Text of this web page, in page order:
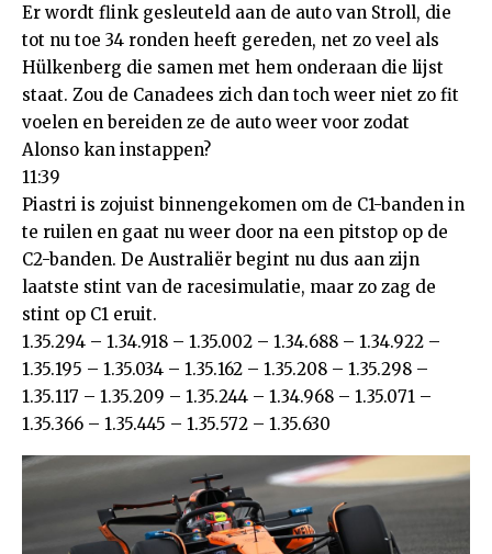
Er wordt flink gesleuteld aan de auto van Stroll, die
tot nu toe 34 ronden heeft gereden, net zo veel als
Hülkenberg die samen met hem onderaan die lijst
staat. Zou de Canadees zich dan toch weer niet zo fit
voelen en bereiden ze de auto weer voor zodat
Alonso kan instappen?
11:39
Piastri is zojuist binnengekomen om de C1-banden in
te ruilen en gaat nu weer door na een pitstop op de
C2-banden. De Australiër begint nu dus aan zijn
laatste stint van de racesimulatie, maar zo zag de
stint op C1 eruit.
1.35.294 – 1.34.918 – 1.35.002 – 1.34.688 – 1.34.922 –
1.35.195 – 1.35.034 – 1.35.162 – 1.35.208 – 1.35.298 –
1.35.117 – 1.35.209 – 1.35.244 – 1.34.968 – 1.35.071 –
1.35.366 – 1.35.445 – 1.35.572 – 1.35.630